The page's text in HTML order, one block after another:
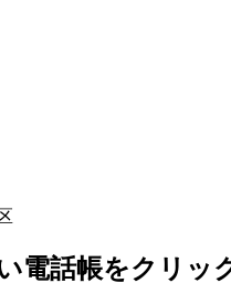
電話帳をクリッ